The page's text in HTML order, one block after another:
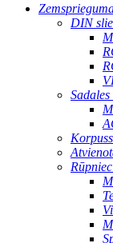
DIN
Korpuss